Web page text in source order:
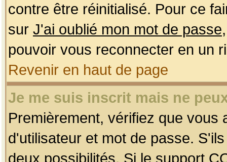
contre être réinitialisé. Pour ce
sur J'ai oublié mon mot de passe
pouvoir vous reconnecter en un
Revenir en haut de page
Je me suis inscrit mais ne
Premièrement, vérifiez que
d'utilisateur et mot de passe.
deux possibilités. Si le support